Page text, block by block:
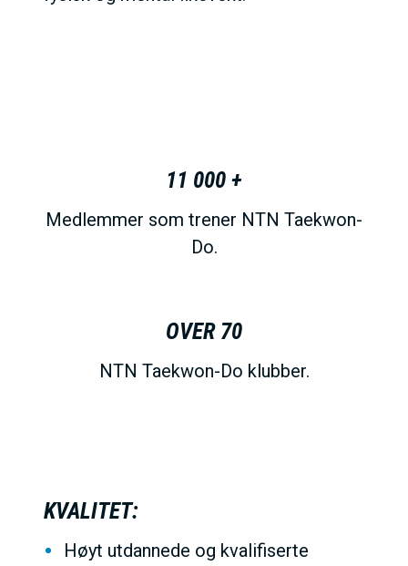
11 000 +
Medlemmer som trener NTN Taekwon-
Do.
OVER 70
NTN Taekwon-Do klubber.
KVALITET:
Høyt utdannede og kvalifiserte